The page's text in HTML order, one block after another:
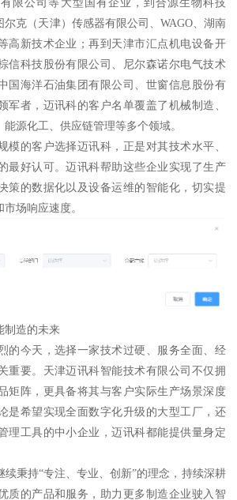
限公司等大型国有企业，到合源生物科技
尔克（天津）传感器有限公司、WAGO、湖南
高新技术企业；再到天津市汇点机电设备开
信科技股份有限公司、尼尔森诺尔电气技术
国海洋石油集团有限公司、世窗信息股份有
军者，迈讯科的客户名单覆盖了机械制造、
源化工、供应链管理等多个领域。
模的客户选择迈讯科，正是对其技术水平、
最好认可。迈讯科帮助这些企业实现了生产
策的数据化以及设备运维的智能化，切实提
场响应速度。
制造的未来
的今天，选择一家技术过硬、服务全面、经
重要。天津迈讯科智能技术有限公司不仅拥
矩阵，更具备将其与客户实际生产场景深度
是希望实现全面数字化升级的大型工厂，还
理工具的中小企业，迈讯科都能提供量身定
续秉持“专注、专业、创新”的理念，持续深耕
质的产品和服务，助力更多制造企业驶入智